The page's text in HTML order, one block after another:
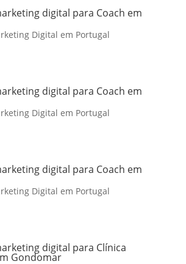
digital para Coach em
Digital em Portugal
digital para Coach em
Digital em Portugal
digital para Coach em
Digital em Portugal
digital para Clínica
Gondomar